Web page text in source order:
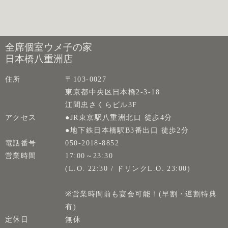
全席個室ウメ子の家
日本橋八重洲店
住所
〒103-0027
東京都中央区日本橋2-3-18
江間忠さくらビル3F
アクセス
●JR東京駅八重洲北口 徒歩4分
●地下鉄日本橋駅B3番出口 徒歩2分
電話番号
050-2018-8852
営業時間
17:00～23:30
(L.O. 22:30 / ドリンクL.O. 23:00)
※営業時間前も宴会可能！(早割・遅割特典
有)
定休日
無休